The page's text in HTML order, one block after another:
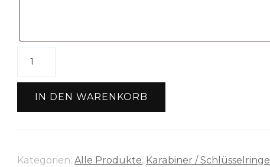
IN DEN WARENKORB
Kategorien:Alle Produkte, Karabiner / Schlüsselringe